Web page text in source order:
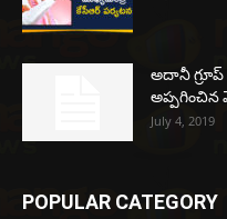
అదానీ
అప్పగించిన
July 4, 2019
POPULAR CATEGORY